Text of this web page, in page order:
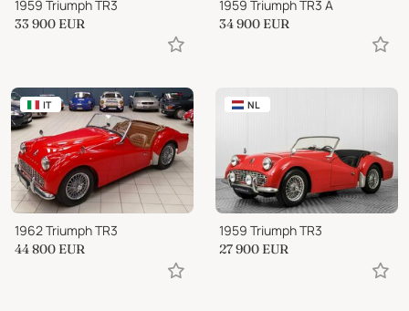
1959 Triumph TR3
33 900 EUR
1959 Triumph TR3 A
34 900 EUR
IT
1962 Triumph TR3
44 800 EUR
NL
1959 Triumph TR3
27 900 EUR